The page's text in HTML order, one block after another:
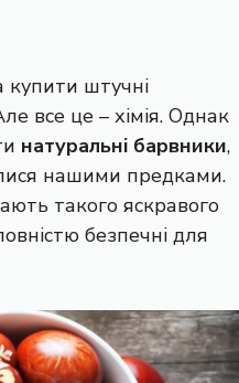
купити штучні
все це – хімія. Однак
натуральні барвники,
нашими предками.
такого яскравого
безпечні для